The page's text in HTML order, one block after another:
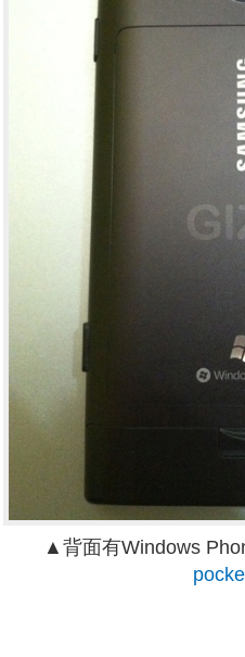
▲背面有Windows